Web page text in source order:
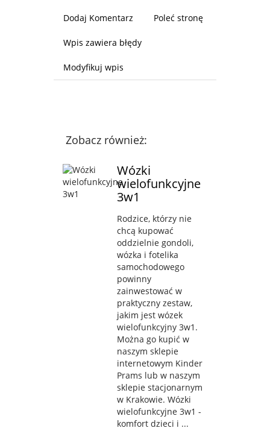
Dodaj Komentarz Poleć stronę
Wpis zawiera błędy
Modyfikuj wpis
Zobacz również:
Wózki
wielofunkcyjne
3w1
Rodzice, którzy nie
chcą kupować
oddzielnie gondoli,
wózka i fotelika
samochodowego
powinny
zainwestować w
praktyczny zestaw,
jakim jest wózek
wielofunkcyjny 3w1.
Można go kupić w
naszym sklepie
internetowym Kinder
Prams lub w naszym
sklepie stacjonarnym
w Krakowie. Wózki
wielofunkcyjne 3w1 -
komfort dzieci i ...